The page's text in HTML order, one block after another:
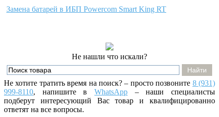
Замена батарей в ИБП Powercom Smart King RT
Не нашли что искали?
Не хотите тратить время на поиск? – просто позвоните 8 (931)
999-8110, напишитевWhatsApp – наши специалисты
подберут интересующий Вас товар и квалифицированно
ответят на все вопросы.